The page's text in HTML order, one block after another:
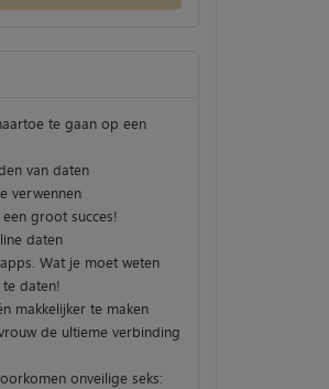
te gaan op een
van daten
verwennen
een groot succes!
daten
Wat je moet weten
daten!
makkelijker te maken
de ultieme verbinding
onveilige seks: